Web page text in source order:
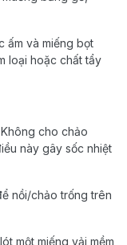
ấm và miếng bọt
loại hoặc chất tẩy
Không cho chảo
này gây sốc nhiệt
nồi/chảo trống trên
một miếng vải mềm